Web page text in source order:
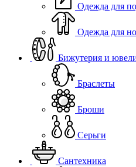
Одежда для
Одежда для
Бижутерия и
Браслеты
Броши
Серьги
Сантехника